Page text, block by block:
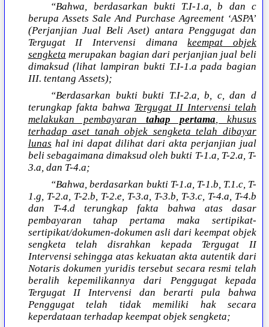
“Bahwa, berdasarkan bukti T.I-1.a, b dan c
berupa Assets Sale And Purchase Agreement ‘ASPA’
(Perjanjian Jual Beli Aset) antara Penggugat dan
Tergugat II Intervensi dimanakeempat objek
sengketa merupakan bagian dari perjanjian jual beli
dimaksud (lihat lampiran bukti T.I-1.a pada bagian
III. tentang Assets);
“Berdasarkan bukti bukti T.I-2.a, b, c, dan d
terungkap fakta bahwa Tergugat II Intervensi telah
melakukan pembayaran tahap pertama, khusus
terhadap aset tanah objek sengketa telah dibayar
lunas hal ini dapat dilihat dari akta perjanjian jual
beli sebagaimana dimaksud oleh bukti T-1.a, T-2.a, T-
3.a, dan T-4.a;
“Bahwa, berdasarkan bukti T-1.a, T-1.b, T.1.c, T-
1.g, T-2.a, T-2.b, T-2.e, T-3.a, T-3.b, T-3.c, T-4.a, T-4.b
dan T-4.d terungkap fakta bahwa atas dasar
pembayaran tahap pertama maka sertipikat-
sertipikat/dokumen-dokumen asli dari keempat objek
sengketa telah disrahkan kepada Tergugat II
Intervensi sehingga atas kekuatan akta autentik dari
Notaris dokumen yuridis tersebut secara resmi telah
beralih kepemilikannya dari Penggugat kepada
Tergugat II Intervensi dan berarti pula bahwa
Penggugat telah tidak memiliki hak secara
keperdataan terhadap keempat objek sengketa;